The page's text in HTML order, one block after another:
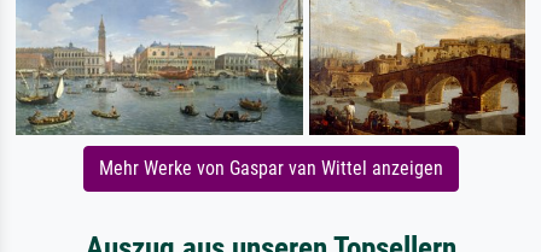
Mehr Werke von Gaspar van Wittel anzeigen